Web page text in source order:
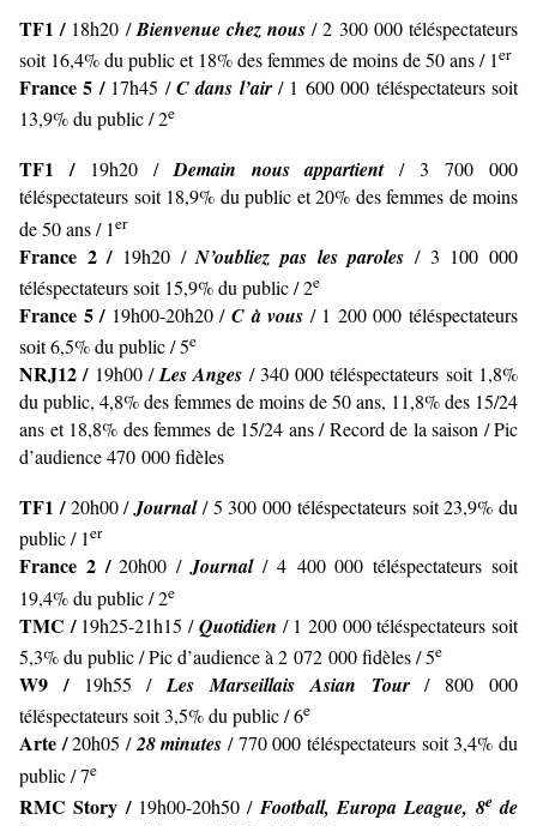
TF1 / 18h20 /Bienvenue chez nous / 2 300 000 téléspectateurs
soit 16,4% du public et 18% des femmes de moins de 50 ans / 1er
France 5 / 17h45 /C dans l’air/ 1 600 000 téléspectateurs soit
13,9% du public / 2e
TF1 / 19h20 / Demain nous appartient/ 3 700 000
téléspectateurs soit 18,9% du public et 20% des femmes de moins
de 50 ans / 1er
France 2 / 19h20 /N’oubliez pas les paroles/ 3 100 000
téléspectateurs soit 15,9% du public / 2e
France 5 / 19h00-20h20 / C à vous / 1 200 000 téléspectateurs
soit 6,5% du public / 5e
NRJ12 / 19h00 /Les Anges / 340 000 téléspectateurs soit 1,8%
du public, 4,8% des femmes de moins de 50 ans, 11,8% des 15/24
ans et 18,8% des femmes de 15/24 ans / Record de la saison / Pic
d’audience 470 000 fidèles
TF1 /20h00 /Journal/ 5 300 000 téléspectateurs soit 23,9% du
public / 1er
France 2 /20h00 /Journal/ 4 400 000 téléspectateurs soit
19,4% du public / 2e
TMC / 19h25-21h15 /Quotidien / 1 200 000 téléspectateurs soit
5,3% du public / Pic d’audience à 2 072 000 fidèles / 5e
W9 / 19h55 /Les Marseillais Asian Tour/ 800 000
téléspectateurs soit 3,5% du public / 6e
Arte /20h05 /28 minutes/ 770 000 téléspectateurs soit 3,4% du
public / 7e
RMC Story / 19h00-20h50 / Football, Europa League, 8ede